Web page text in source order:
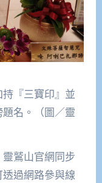
『三寶印』並
名。（圖／靈
鷲山官網同步
過網路參與線